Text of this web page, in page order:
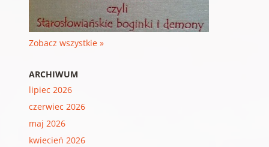
Zobacz wszystkie »
ARCHIWUM
lipiec 2026
czerwiec 2026
maj 2026
kwiecień 2026